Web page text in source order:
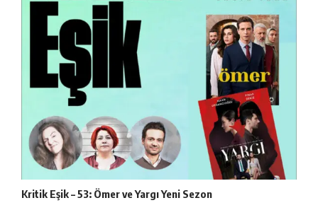
Kritik Eşik – 53: Ömer ve Yargı Yeni Sezon